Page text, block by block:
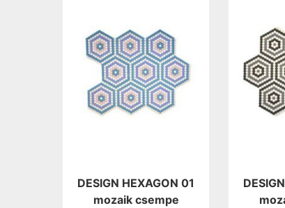
DESIGN HEXAGON 01
mozaik csempe